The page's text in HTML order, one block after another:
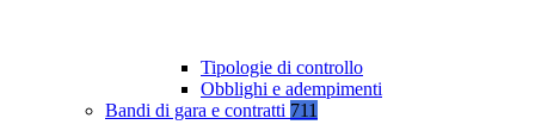
Tipologie di controllo
Obblighi e adempimenti
Bandi di gara e contratti 711